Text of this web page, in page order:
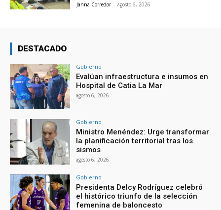
Janna Corredor - agosto 6, 2026
DESTACADO
Gobierno
Evalúan infraestructura e insumos en
Hospital de Catia La Mar
agosto 6, 2026
Gobierno
Ministro Menéndez: Urge transformar
la planificación territorial tras los
sismos
agosto 6, 2026
Gobierno
Presidenta Delcy Rodríguez celebró
el histórico triunfo de la selección
femenina de baloncesto